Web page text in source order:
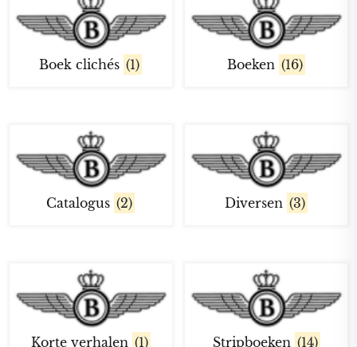
Boek clichés (1) Boeken (16)
Catalogus (2) Diversen (3)
Korte verhalen (1) Stripboeken (14)